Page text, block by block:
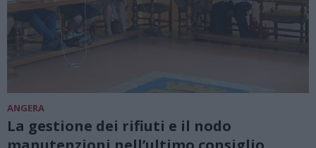
ANGERA
La gestione dei rifiuti e il nodo